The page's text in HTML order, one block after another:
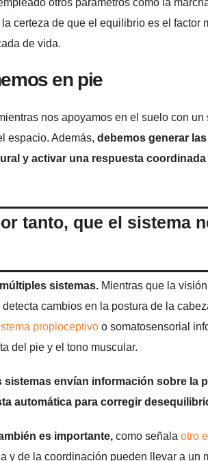
certeza de que el equilibrio es el factor
de vida.
en pie
nos apoyamos en el suelo con
espacio. Además, debemos generar
y activar una respuesta
tanto, que el sistema
sistemas. Mientras que la
cambios en la postura de la
propioceptivo o somatosensorial
del pie y el tono muscular.
sistemas envían información sobre la
automática para corregir
es importante, como señala otro
y de la coordinación pueden llevar a un